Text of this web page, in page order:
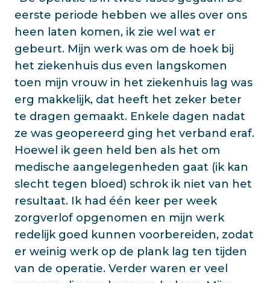
eerste periode hebben we alles over ons
heen laten komen, ik zie wel wat er
gebeurt. Mijn werk was om de hoek bij
het ziekenhuis dus even langskomen
toen mijn vrouw in het ziekenhuis lag was
erg makkelijk, dat heeft het zeker beter
te dragen gemaakt. Enkele dagen nadat
ze was geopereerd ging het verband eraf.
Hoewel ik geen held ben als het om
medische aangelegenheden gaat (ik kan
slecht tegen bloed) schrok ik niet van het
resultaat. Ik had één keer per week
zorgverlof opgenomen en mijn werk
redelijk goed kunnen voorbereiden, zodat
er weinig werk op de plank lag ten tijden
van de operatie. Verder waren er veel